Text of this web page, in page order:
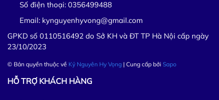
Số điện thoại: 0356499488
Email: kynguyenhyvong@gmail.com
GPKD số 0110516492 do Sở KH và ĐT TP Hà Nội cấp ngày
23/10/2023
© Bản quyền thuộc về Kỷ Nguyên Hy Vọng | Cung cấp bởi Sapo
HỖ TRỢ KHÁCH HÀNG